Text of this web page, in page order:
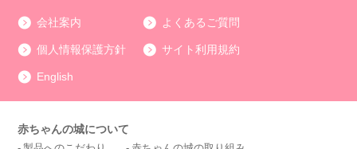
会社案内 よくあるご質問
個人情報保護方針 サイト利用規約
English
赤ちゃんの城について